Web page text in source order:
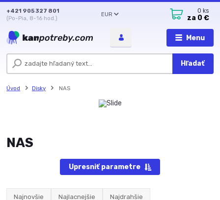
Menu
EUR
Hľadať
+421 905 327 801
(Po-Pia, 8-16 hod.)
0 ks
za 0 €
Úvod Disky NAS
NAS
Upresniť parametre
Najnovšie Najlacnejšie Najdrahšie